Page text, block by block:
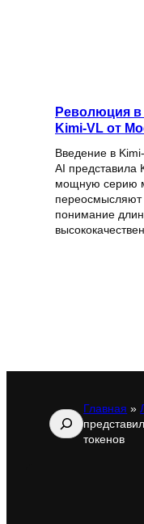
Революция
Kimi-VL от
Введение в
AI представила
мощную серию
понимание
Поиск
Главная »
токенов